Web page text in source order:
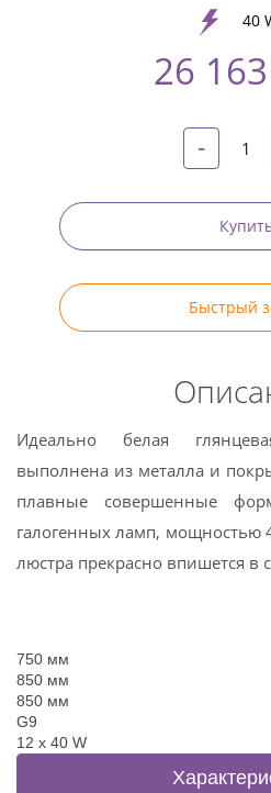
40
26
-
Быстрый
Идеально белая
выполнена из металла и
плавные совершенные
галогенных ламп, мощностью
люстра прекрасно впишется
750 мм
850 мм
850 мм
G9
12 x 40 W